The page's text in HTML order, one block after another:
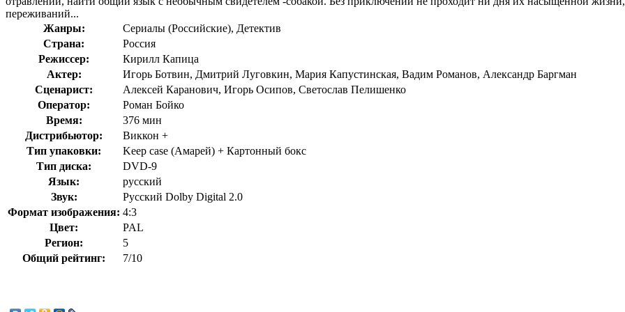
переживаний...
Жанры:
Сериалы (Российские), Детектив
Страна:
Россия
Режиссер:
Кирилл Капица
Актер:
Игорь Ботвин, Дмитрий Луговкин, Мария Капустинская, Вадим Романов, Александр Баргман
Сценарист:
Алексей Каранович, Игорь Осипов, Светослав Пелишенко
Оператор:
Роман Бойко
Время:
376 мин
Дистрибьютор:
Виккон +
Тип упаковки:
Keep case (Амарей) + Картонный бокс
Тип диска:
DVD-9
Язык:
русский
Звук:
Русский Dolby Digital 2.0
Формат изображения: 4:3
Цвет:
PAL
Регион:
5
Общий рейтинг:
7/10